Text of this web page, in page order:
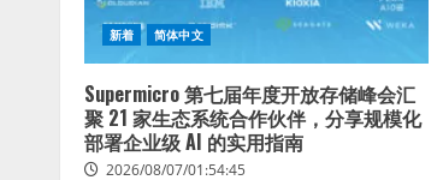
新着 简体中文
Supermicro 第七届年度开放存储峰会汇
聚 21 家生态系统合作伙伴，分享规模化
部署企业级 AI 的实用指南
2026/08/07/01:54:45